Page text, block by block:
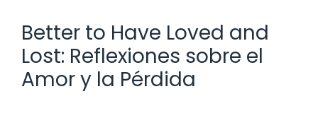
Better to Have Loved and
Lost: Reflexiones sobre el
Amor y la Pérdida